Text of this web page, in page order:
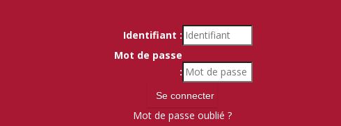
Identifiant :
Mot de passe
:
Mot de passe oublié ?